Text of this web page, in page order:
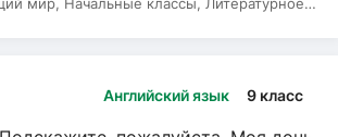
Английский язык 9 класс